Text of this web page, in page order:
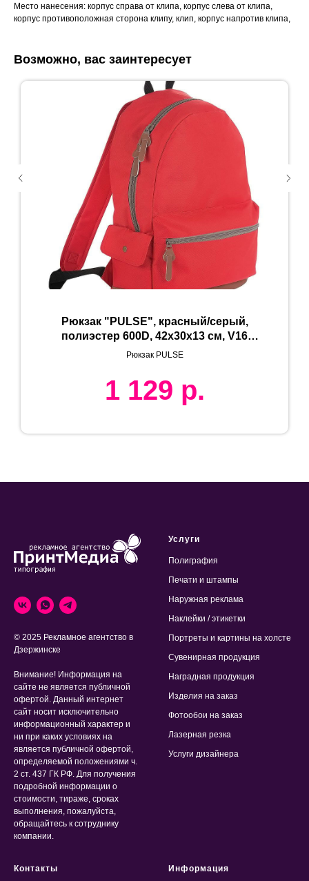
Место нанесения: корпус справа от клипа, корпус слева от клипа,
корпус противоположная сторона клипу, клип, корпус напротив клипа,
Возможно, вас заинтересует
Рюкзак "PULSE", красный/серый,
полиэстер 600D, 42х30х13 см, V16
литров
Рюкзак PULSE
1 129 р.
© 2025 Рекламное агентство в
Дзержинске
Внимание! Информация на
сайте не является публичной
офертой. Данный интернет
сайт носит исключительно
информационный характер и
ни при каких условиях на
является публичной офертой,
определяемой положениями ч.
2 ст. 437 ГК РФ. Для получения
подробной информации о
стоимости, тираже, сроках
выполнения, пожалуйста,
обращайтесь к сотруднику
компании.
Услуги
Полиграфия
Печати и штампы
Наружная реклама
Наклейки / этикетки
Портреты и картины на холсте
Сувенирная продукция
Наградная продукция
Изделия на заказ
Фотообои на заказ
Лазерная резка
Услуги дизайнера
Контакты Информация